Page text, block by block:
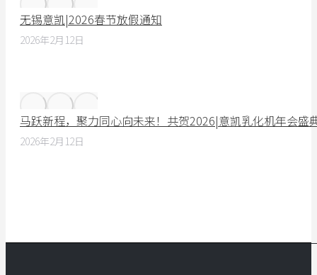
无锡意凯|2026春节放假通知
2026年2月12日
马跃新程，聚力同心向未来！共贺2026|意凯乳化机年会盛
2026年2月12日